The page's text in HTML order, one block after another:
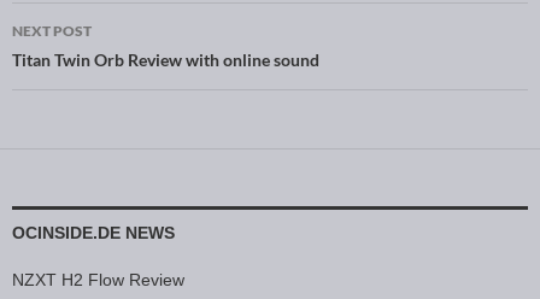
NEXT POST
Titan Twin Orb Review with online sound
OCINSIDE.DE NEWS
NZXT H2 Flow Review